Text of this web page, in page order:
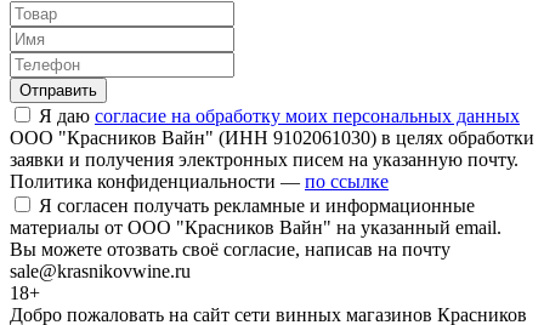
Отправить
Я даю согласие на обработку моих персональных данных
ООО "Красников Вайн" (ИНН 9102061030) в целях обработки
заявки и получения электронных писем на указанную почту.
Политика конфиденциальности — по ссылке
Я согласен получать рекламные и информационные
материалы от ООО "Красников Вайн" на указанный email.
Вы можете отозвать своё согласие, написав на почту
sale@krasnikovwine.ru
18+
Добро пожаловать на сайт сети винных магазинов Красников